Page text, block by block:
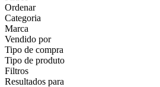
Ordenar
Categoria
Marca
Vendido por
Tipo de compra
Tipo de produto
Filtros
Resultados para